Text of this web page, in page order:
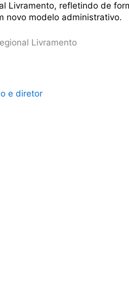
Livramento, refletindo de
novo modelo administrativo.
Livramento